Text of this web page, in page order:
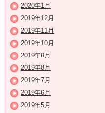
2020年1月
2019年12月
2019年11月
2019年10月
2019年9月
2019年8月
2019年7月
2019年6月
2019年5月